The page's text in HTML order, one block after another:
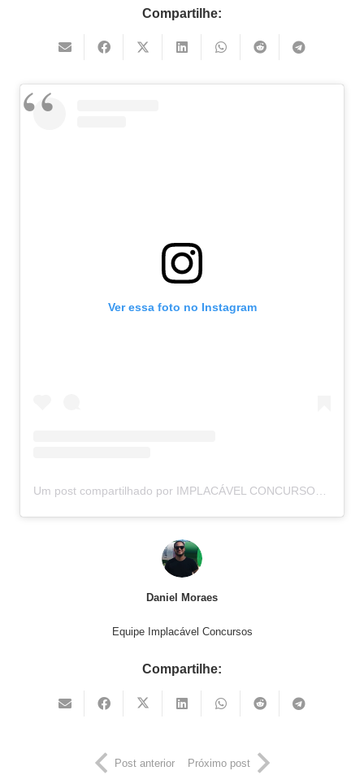
Compartilhe:
Ver essa foto no Instagram
Um post compartilhado por IMPLACÁVEL CONCURSOS (@implacavelconcursos)
Daniel Moraes
Equipe Implacável Concursos
Compartilhe:
Post anterior Próximo post